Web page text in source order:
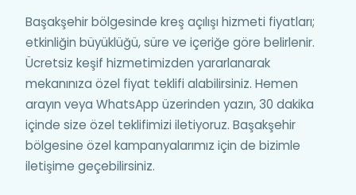
Başakşehir bölgesinde kreş açılışı hizmeti fiyatları;
etkinliğin büyüklüğü, süre ve içeriğe göre belirlenir.
Ücretsiz keşif hizmetimizden yararlanarak
mekanınıza özel fiyat teklifi alabilirsiniz. Hemen
arayın veya WhatsApp üzerinden yazın, 30 dakika
içinde size özel teklifimizi iletiyoruz. Başakşehir
bölgesine özel kampanyalarımız için de bizimle
iletişime geçebilirsiniz.